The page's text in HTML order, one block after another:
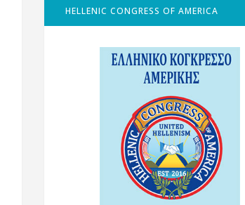
HELLENIC CONGRESS OF AMERICA